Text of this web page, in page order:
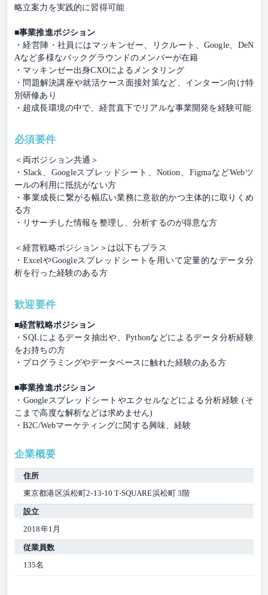
略立案力を実践的に習得可能
■事業推進ポジション
・経営陣・社員にはマッキンゼー、リクルート、Google、DeN
Aなど多様なバックグラウンドのメンバーが在籍
・マッキンゼー出身CXOによるメンタリング
・問題解決講座や就活ケース面接対策など、インターン向け特
別研修あり
・超成長環境の中で、経営直下でリアルな事業開発を経験可能
必須要件
＜両ポジション共通＞
・Slack、Googleスプレッドシート、Notion、FigmaなどWebツ
ールの利用に抵抗がない方
・事業成長に繋がる幅広い業務に意欲的かつ主体的に取りくめ
る方
・リサーチした情報を整理し、分析するのが得意な方
＜経営戦略ポジション＞は以下もプラス
・ExcelやGoogleスプレッドシートを用いて定量的なデータ分
析を行った経験のある方
歓迎要件
■経営戦略ポジション
・SQLによるデータ抽出や、Pythonなどによるデータ分析経験
をお持ちの方
・プログラミングやデータベースに触れた経験のある方
■事業推進ポジション
・Googleスプレッドシートやエクセルなどによる分析経験 (そ
こまで高度な解析などは求めません)
・B2C/Webマーケティングに関する興味、経験
企業概要
住所
東京都港区浜松町2-13-10 T-SQUARE浜松町 3階
設立
2018年1月
従業員数
135名